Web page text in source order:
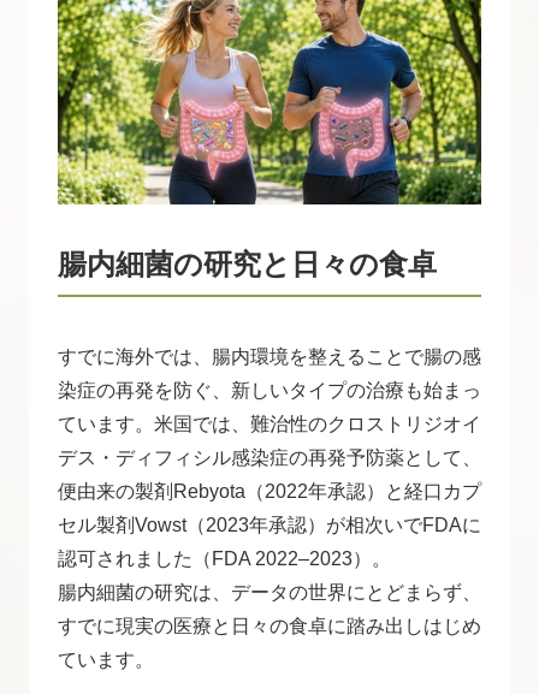
腸内細菌の研究と日々の食卓
すでに海外では、腸内環境を整えることで腸の感
染症の再発を防ぐ、新しいタイプの治療も始まっ
ています。米国では、難治性のクロストリジオイ
デス・ディフィシル感染症の再発予防薬として、
便由来の製剤Rebyota（2022年承認）と経口カプ
セル製剤Vowst（2023年承認）が相次いでFDAに
認可されました（FDA 2022–2023）。
腸内細菌の研究は、データの世界にとどまらず、
すでに現実の医療と日々の食卓に踏み出しはじめ
ています。